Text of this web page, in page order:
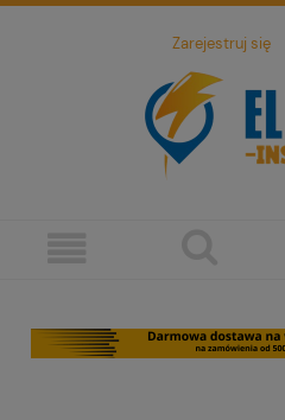
Zarejestruj się